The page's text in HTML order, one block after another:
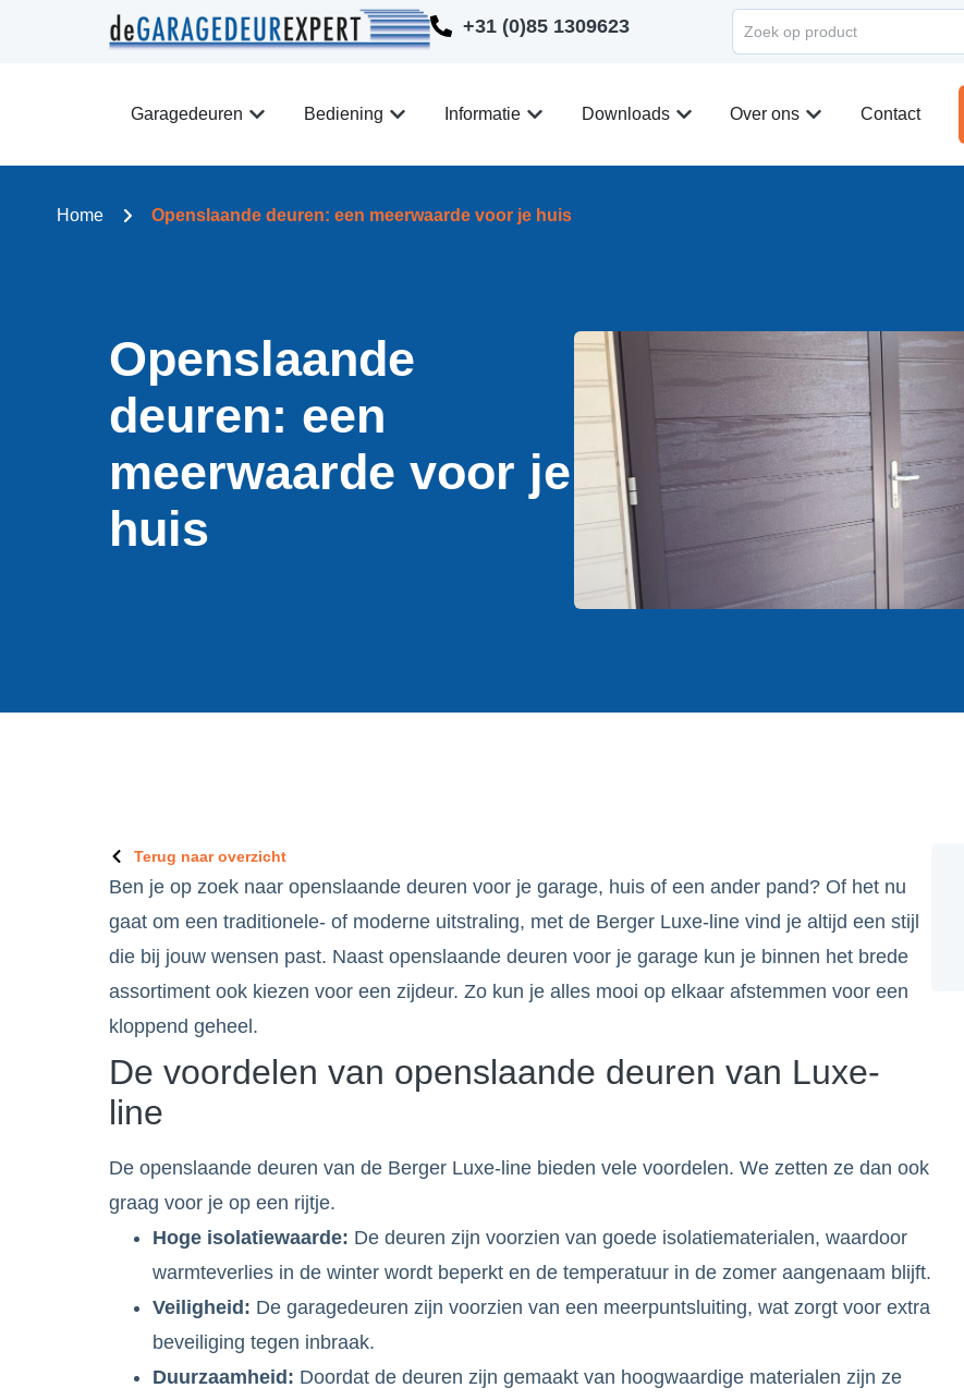
+31 (0)85 1309623
Garagedeuren Bediening Informatie Downloads Over ons Contact
Home Openslaande deuren: een meerwaarde voor je huis
Openslaande
deuren: een
meerwaarde voor je
huis
Terug naar overzicht
Ben je op zoek naar openslaande deuren voor je garage, huis of een ander pand? Of het nu
gaat om een traditionele- of moderne uitstraling, met de Berger Luxe-line vind je altijd een stijl
die bij jouw wensen past. Naast openslaande deuren voor je garage kun je binnen het brede
assortiment ook kiezen voor een zijdeur. Zo kun je alles mooi op elkaar afstemmen voor een
kloppend geheel.
De voordelen van openslaande deuren van Luxe-
line
De openslaande deuren van de Berger Luxe-line bieden vele voordelen. We zetten ze dan ook
graag voor je op een rijtje.
Hoge isolatiewaarde: De deuren zijn voorzien van goede isolatiematerialen, waardoor
warmteverlies in de winter wordt beperkt en de temperatuur in de zomer aangenaam blijft.
Veiligheid: De garagedeuren zijn voorzien van een meerpuntsluiting, wat zorgt voor extra
beveiliging tegen inbraak.
Duurzaamheid: Doordat de deuren zijn gemaakt van hoogwaardige materialen zijn ze